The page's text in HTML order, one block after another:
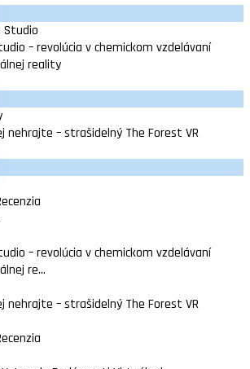
– revolúcia v chemickom vzdelávaní
reality
nehrajte – strašidelný The Forest VR
– revolúcia v chemickom vzdelávaní
re...
nehrajte – strašidelný The Forest VR